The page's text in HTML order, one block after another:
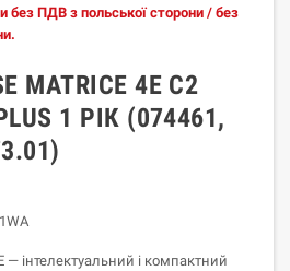
без ПДВ з польської сторони / без
MATRICE 4E C2
1 РІК (074461,
— інтелектуальний і компактний